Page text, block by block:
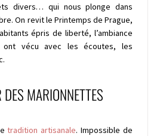
divers… qui nous plonge dans
On revit le Printemps de Prague,
épris de liberté, l’ambiance
ont vécu avec les écoutes, les
MARIONNETTES
tradition artisanale. Impossible de